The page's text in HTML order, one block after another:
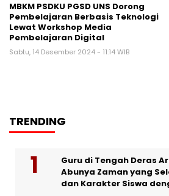
MBKM PSDKU PGSD UNS Dorong
Pembelajaran Berbasis Teknologi
Lewat Workshop Media
Pembelajaran Digital
Sabtu, 14 Desember 2024 - 11:14 WIB
TRENDING
Guru di Tengah Deras
Abunya Zaman yang
dan Karakter Siswa